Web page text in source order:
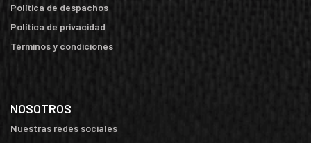
Política de despachos
Política de privacidad
Términos y condiciones
NOSOTROS
Nuestras redes sociales